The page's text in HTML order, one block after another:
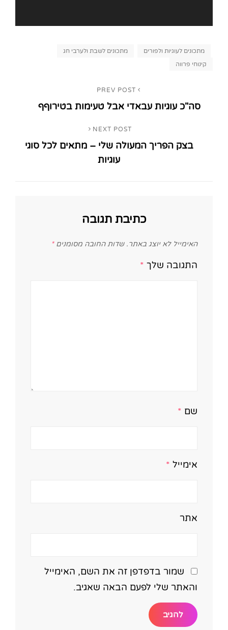
Categories
מתכונים לעוגיות ולפורים
מתכונים לשבת ולערבי חג
קינוחי פרווה
Post
PREV POST
סה"כ עוגיות עבאדי אבל טעימות בטירוףף
Post
NEXT POST
בצק הפריך המעולה שלי – מתאים לכל סוגי
עוגיות
כתיבת תגובה
האימייל לא יוצג באתר. שדות החובה מסומנים*
התגובה שלך *
שם *
אימייל *
אתר
שמור בדפדפן זה את השם, האימייל
והאתר שלי לפעם הבאה שאגיב.